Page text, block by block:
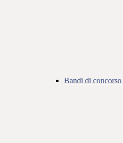
Bandi di concorso